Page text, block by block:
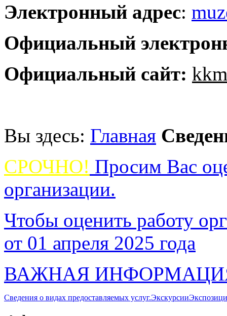
Электронный адрес:
Официальный
Официальный сайт:
Вы здесь: Главная
СРОЧНО! Просим Вас
организации.
Чтобы оценить работу
от 01 апреля 2025 года
ВАЖНАЯ
Сведения о видах предоставляемых услуг.Экскурсии